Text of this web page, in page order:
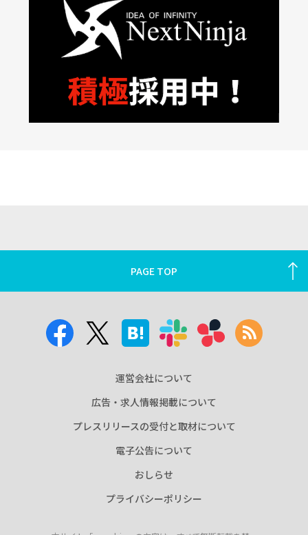
PAGE TOP
運営会社について
広告・求人情報掲載について
プレスリリースの受付と取材について
電子公告について
おしらせ
プライバシーポリシー